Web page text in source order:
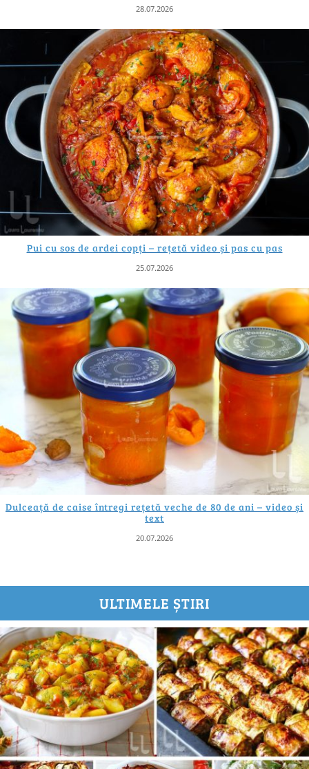
28.07.2026
Pui cu sos de ardei copți – rețetă video și pas cu pas
25.07.2026
Dulceață de caise întregi rețetă veche de 80 de ani – video și
text
20.07.2026
ULTIMELE ȘTIRI